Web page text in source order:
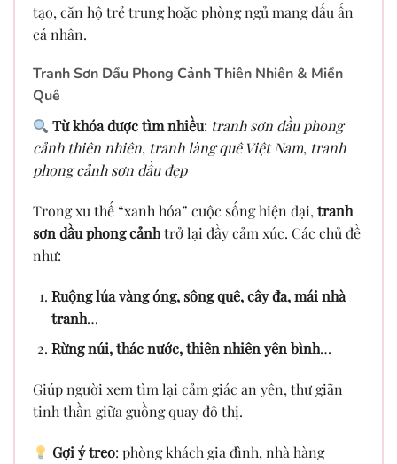
tạo, căn hộ trẻ trung hoặc phòng ngủ mang dấu ấn
cá nhân.
Tranh Sơn Dầu Phong Cảnh Thiên Nhiên & Miền
Quê
Từ khóa được tìm nhiều: tranh sơn dầu phong
cảnh thiên nhiên, tranh làng quê Việt Nam, tranh
phong cảnh sơn dầu đẹp
Trong xu thế “xanh hóa” cuộc sống hiện đại, tranh
sơn dầu phong cảnhtrở lại đầy cảm xúc. Các chủ đề
như:
Ruộng lúa vàng óng, sông quê, cây đa, mái nhà
tranh…
Rừng núi, thác nước, thiên nhiên yên bình…
Giúp người xem tìm lại cảm giác an yên, thư giãn
tinh thần giữa guồng quay đô thị.
Gợi ý treo: phòng khách gia đình, nhà hàng